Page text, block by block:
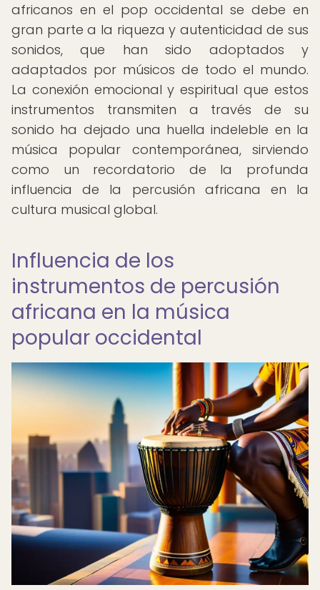
africanos en el pop occidental se debe en
gran parte a la riqueza y autenticidad de sus
sonidos, que han sido adoptados y
adaptados por músicos de todo el mundo.
La conexión emocional y espiritual que estos
instrumentos transmiten a través de su
sonido ha dejado una huella indeleble en la
música popular contemporánea, sirviendo
como un recordatorio de la profunda
influencia de la percusión africana en la
cultura musical global.
Influencia de los
instrumentos de percusión
africana en la música
popular occidental